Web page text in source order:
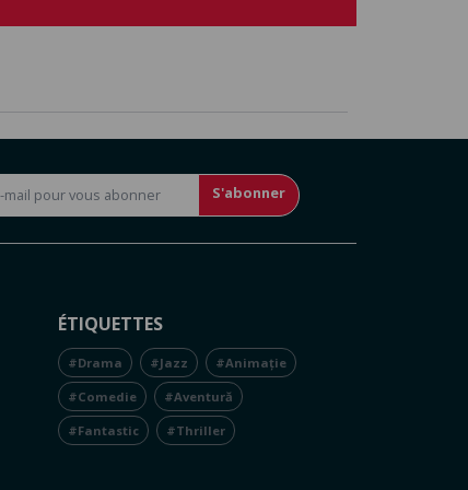
S'abonner
ÉTIQUETTES
#Drama #Jazz #Animație
#Comedie #Aventură
#Fantastic #Thriller